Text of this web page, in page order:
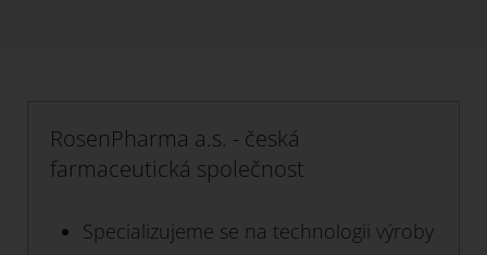
RosenPharma a.s. - česká
farmaceutická společnost
Specializujeme se na technologii výroby